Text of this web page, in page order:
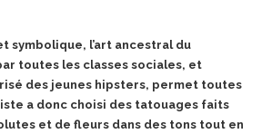
symbolique, l’art ancestral du
toutes les classes sociales, et
des jeunes hipsters, permet toutes
a donc choisi des tatouages faits
et de fleurs dans des tons tout en